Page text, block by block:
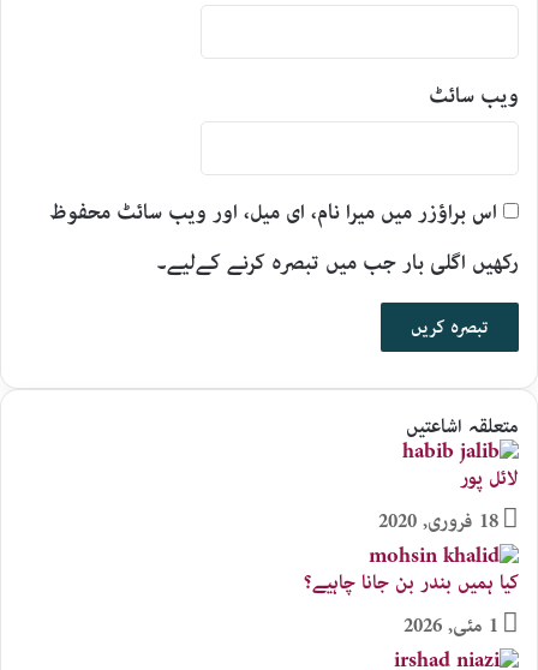
ویب‌ سائٹ
اس براؤزر میں میرا نام، ای میل، اور ویب سائٹ محفوظ
رکھیں اگلی بار جب میں تبصرہ کرنے کےلیے۔
متعلقہ اشاعتیں
لائل پور
18 فروری, 2020
کیا ہمیں بندر بن جانا چاہیے؟
1 مئی, 2026